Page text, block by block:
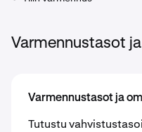
Varmennustasot
Varmennustasot ja
Tutustu